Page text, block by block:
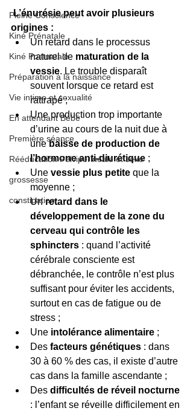
Pleine Conscience
Kiné Prénatale
Kiné Postnatale
Préparation à la naissance
Vie intime et sexualité
En attendant Bébé
Première séance
Rééducation Pelvipérinéale et sexo
grossesse
constipation
L’énurésie peut avoir plusieurs
origines :
Un retard dans le processus
naturel de maturation de la
vessie. Le trouble disparaît
souvent lorsque ce retard est
rattrapé ;
Une production trop importante
d’urine au cours de la nuit due à
une baisse de production de
l’hormone anti-diurétique ;
Une vessie plus petite que la
moyenne ;
Un retard dans le
développement de la zone du
cerveau qui contrôle les
sphincters : quand l’activité
cérébrale consciente est
débranchée, le contrôle n’est plus
suffisant pour éviter les accidents,
surtout en cas de fatigue ou de
stress ;
Une intolérance alimentaire ;
Des facteurs génétiques : dans
30 à 60 % des cas, il existe d’autre
cas dans la famille ascendante ;
Des difficultés de réveil nocturne
: l’enfant se réveille difficilement en